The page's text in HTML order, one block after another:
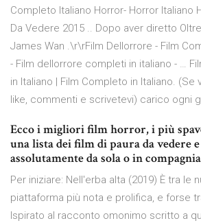
Completo Italiano Horror- Horror Italiano
Da Vedere 2015 .. Dopo aver diretto
James Wan .\r\rFilm Dellorrore - Film
- Film dellorrore completi in italiano - …
in Italiano | Film Completo in Italiano. (Se
like, commenti e scrivetevi) carico ogni
Ecco i migliori film horror, i più
una lista dei film di paura da vedere
assolutamente da sola o in
Per iniziare: Nell'erba alta (2019) È tra le
piattaforma più nota e prolifica, e forse
Ispirato al racconto omonimo scritto a